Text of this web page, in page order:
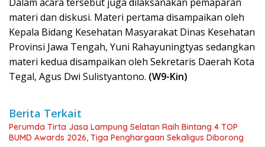
materi dan diskusi. Materi pertama disampaikan oleh
Kepala Bidang Kesehatan Masyarakat Dinas Kesehatan
Provinsi Jawa Tengah, Yuni Rahayuningtyas sedangkan
materi kedua disampaikan oleh Sekretaris Daerah Kota
Tegal, Agus Dwi Sulistyantono. (W9-Kin)
Berita Terkait
Perumda Tirta Jasa Lampung Selatan Raih Bintang 4 TOP
BUMD Awards 2026, Tiga Penghargaan Sekaligus Diborong